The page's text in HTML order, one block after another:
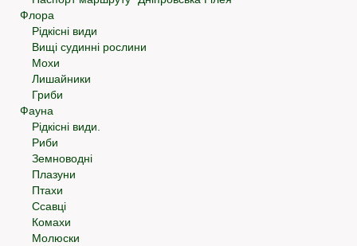
Флора
Рідкісні види
Вищі судинні рослини
Мохи
Лишайники
Гриби
Фауна
Рідкісні види.
Риби
Земноводні
Плазуни
Птахи
Ссавці
Комахи
Молюски